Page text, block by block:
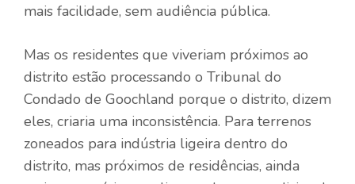
mais facilidade, sem audiência pública.
Mas os residentes que viveriam próximos ao
distrito estão processando o Tribunal do
Condado de Goochland porque o distrito, dizem
eles, criaria uma inconsistência. Para terrenos
zoneados para indústria ligeira dentro do
distrito, mas próximos de residências, ainda